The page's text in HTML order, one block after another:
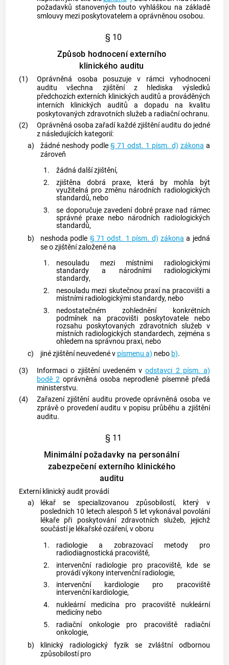
požadavků stanovených touto vyhláškou na základě
smlouvy mezi poskytovatelem a oprávněnou osobou.
§ 10
Způsob hodnocení externího
klinického auditu
(1) Oprávněná osoba posuzuje v rámci vyhodnocení
auditu všechna zjištění z hlediska výsledků
předchozích externích klinických auditů a prováděných
interních klinických auditů a dopadu na kvalitu
poskytovaných zdravotních služeb a radiační ochranu.
(2)
Oprávněná osoba zařadí každé zjištění auditu do jedné
z následujících kategorií:
a)
žádné neshody podle§ 71 odst. 1 písm. d) zákona a
zároveň
1.
žádná další zjištění,
2.
zjištěna dobrá praxe, která by mohla být
využitelná pro změnu národních radiologických
standardů, nebo
3.
se doporučuje zavedení dobré praxe nad rámec
správné praxe nebo národních radiologických
standardů,
b)
neshoda podle § 71 odst. 1 písm. d) zákona a jedná
se o zjištění založené na
1.
nesouladu mezi místními radiologickými
standardy a národními radiologickými
standardy,
2.
nesouladu mezi skutečnou praxí na pracovišti a
místními radiologickými standardy, nebo
3.
nedostatečném zohlednění konkrétních
podmínek na pracovišti poskytovatele nebo
rozsahu poskytovaných zdravotních služeb v
místních radiologických standardech, zejména s
ohledem na správnou praxi, nebo
c)
jiné zjištění neuvedené v písmenu a) nebo b).
(3)
Informaci o zjištění uvedeném vodstavci 2 písm. a)
bodě 2 oprávněná osoba neprodleně písemně předá
ministerstvu.
(4)
Zařazení zjištění auditu provedeoprávněná osoba ve
zprávě o provedení auditu v popisu průběhu a zjištění
auditu.
§ 11
Minimální požadavky na personální
zabezpečení externího klinického
auditu
Externí klinický audit provádí
a)
lékař se specializovanou způsobilostí, který v
posledních 10 letech alespoň 5 let vykonával povolání
lékaře při poskytování zdravotních služeb, jejichž
součástí je lékařské ozáření, v oboru
1.
radiologie a zobrazovací metody pro
radiodiagnostická pracoviště,
2.
intervenční radiologie pro pracoviště, kde se
provádí výkony intervenční radiologie,
3.
intervenční kardiologie pro pracoviště
intervenční kardiologie,
4.
nukleární medicína pro pracoviště nukleární
medicíny nebo
5.
radiační onkologie pro pracoviště radiační
onkologie,
b)
klinický radiologický fyzik se zvláštní odbornou
způsobilostí pro